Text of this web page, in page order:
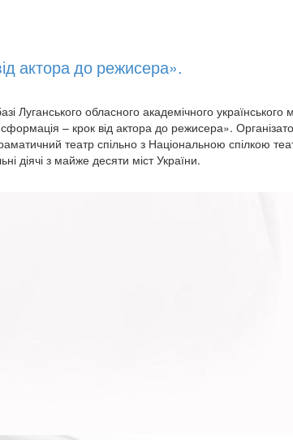
актора до режисера».
обласного академічного українського
– крок від актора до режисера».
театр спільно з Національною спілкою
діячі з майже десяти міст України.